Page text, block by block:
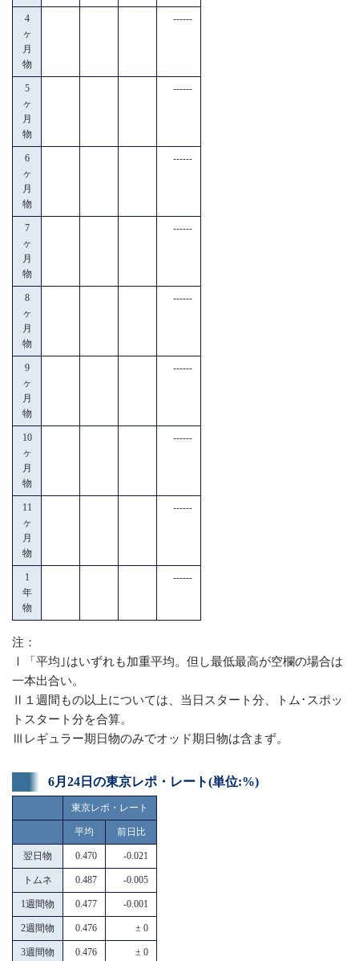
4
ヶ
月
物
------
5
ヶ
月
物
------
6
ヶ
月
物
------
7
ヶ
月
物
------
8
ヶ
月
物
------
9
ヶ
月
物
------
10
ヶ
月
物
------
11
ヶ
月
物
------
1
年
物
------
注：
Ⅰ「平均｣はいずれも加重平均。但し最低最高が空欄の場合は
一本出合い。
Ⅱ１週間もの以上については、当日スタート分、トム･スポッ
トスタート分を合算。
Ⅲレギュラー期日物のみでオッド期日物は含まず。
6月24日の東京レポ・レート(単位:%)
東京レポ・レート
平均 前日比
翌日物 0.470 -0.021
トムネ 0.487 -0.005
1週間物 0.477 -0.001
2週間物 0.476 ± 0
3週間物 0.476 ± 0